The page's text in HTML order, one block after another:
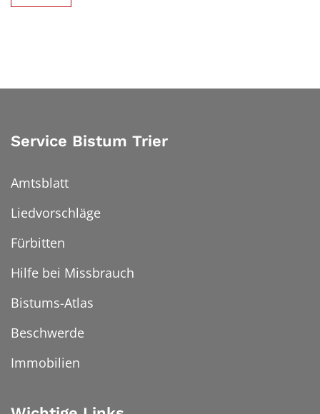
Service Bistum Trier
Amtsblatt
Liedvorschläge
Fürbitten
Hilfe bei Missbrauch
Bistums-Atlas
Beschwerde
Immobilien